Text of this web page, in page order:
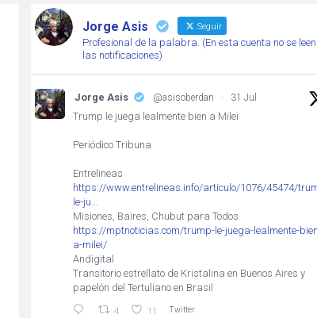
Jorge Asis Seguir
Profesional de la palabra. (En esta cuenta no se leen
las notificaciones)
Jorge Asis @asisoberdan · 31 Jul
Trump le juega lealmente bien a Milei
Periódico Tribuna
Entrelineas
https://www.entrelineas.info/articulo/1076/45474/
le-ju...
Misiones, Baires, Chubut para Todos
https://mptnoticias.com/trump-le-juega-lealmente-
a-milei/
Andigital
Transitorio estrellato de Kristalina en Buenos Aires y
papelón del Tertuliano en Brasil
4 11 Twitter